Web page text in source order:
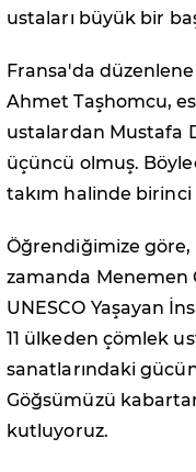
ustaları büyük bir
Fransa'da
Ahmet Taşhomcu,
ustalardan Mustafa
üçüncü olmuş.
takım halinde birinci
Öğrendiğimize göre,
zamanda Menemen
UNESCO Yaşayan
11 ülkeden çömlek
sanatlarındaki
Göğsümüzü
kutluyoruz.